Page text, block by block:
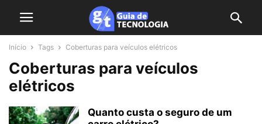
Início Tags Coberturas para veículos elétricos
Coberturas para veículos
elétricos
Quanto custa o seguro de um